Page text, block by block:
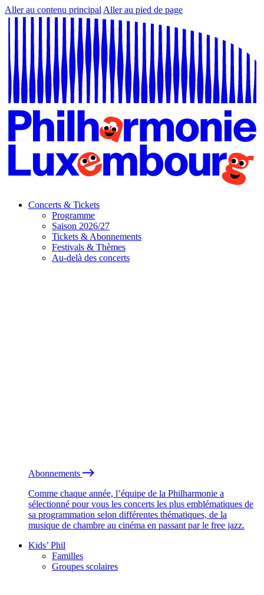
Aller au contenu principal Aller au pied de page
Concerts & Tickets
Programme
Saison 2026/27
Tickets & Abonnements
Festivals & Thèmes
Au-delà des concerts
Abonnements
Comme chaque année, l’équipe de la Philharmonie a
sélectionné pour vous les concerts les plus emblématiques de
sa programmation selon différentes thématiques, de la
musique de chambre au cinéma en passant par le free jazz.
Kids’ Phil
Familles
Groupes scolaires